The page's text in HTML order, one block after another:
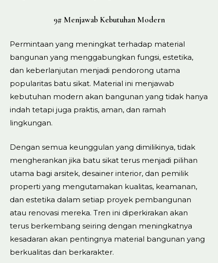
9# Menjawab Kebutuhan Modern
Permintaan yang meningkat terhadap material
bangunan yang menggabungkan fungsi, estetika,
dan keberlanjutan menjadi pendorong utama
popularitas batu sikat. Material ini menjawab
kebutuhan modern akan bangunan yang tidak hanya
indah tetapi juga praktis, aman, dan ramah
lingkungan.
Dengan semua keunggulan yang dimilikinya, tidak
mengherankan jika batu sikat terus menjadi pilihan
utama bagi arsitek, desainer interior, dan pemilik
properti yang mengutamakan kualitas, keamanan,
dan estetika dalam setiap proyek pembangunan
atau renovasi mereka. Tren ini diperkirakan akan
terus berkembang seiring dengan meningkatnya
kesadaran akan pentingnya material bangunan yang
berkualitas dan berkarakter.